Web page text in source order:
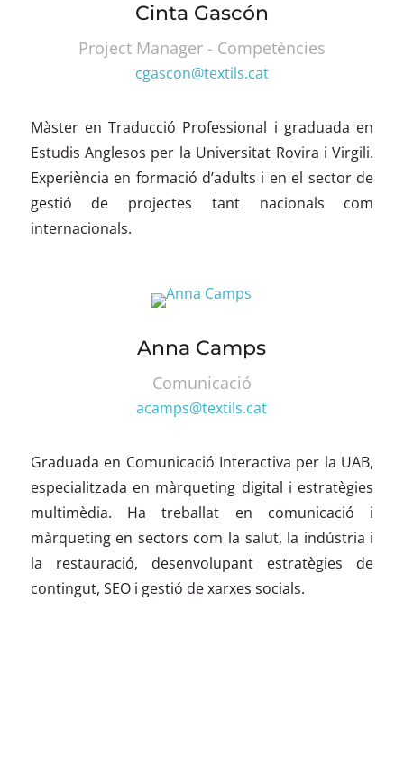
Cinta Gascón
Project Manager - Competències
cgascon@textils.cat
Màster en Traducció Professional i graduada en
Estudis Anglesos per la Universitat Rovira i Virgili.
Experiència en formació d’adults i en el sector de
gestió de projectes tant nacionals com
internacionals.
Anna Camps
Comunicació
acamps@textils.cat
Graduada en Comunicació Interactiva per la UAB,
especialitzada en màrqueting digital i estratègies
multimèdia. Ha treballat en comunicació i
màrqueting en sectors com la salut, la indústria i
la restauració, desenvolupant estratègies de
contingut, SEO i gestió de xarxes socials.